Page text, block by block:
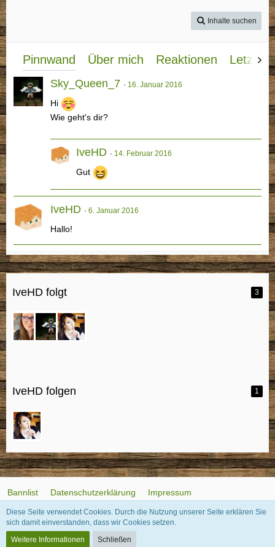
Inhalte suchen
Pinnwand Über mich Reaktionen Letzte
Sky_Queen_7 16. Januar 2016
Hi
Wie geht's dir?
IveHD 14. Februar 2016
Gut
IveHD 6. Januar 2016
Hallo!
IveHD folgt 3
IveHD folgen 1
Bannlist Datenschutzerklärung Impressum
Community-Software:
Diese Seite verwendet Cookies. Durch die Nutzung unserer Seite erklären Sie
sich damit einverstanden, dass wir Cookies setzen.
Weitere Informationen
Schließen